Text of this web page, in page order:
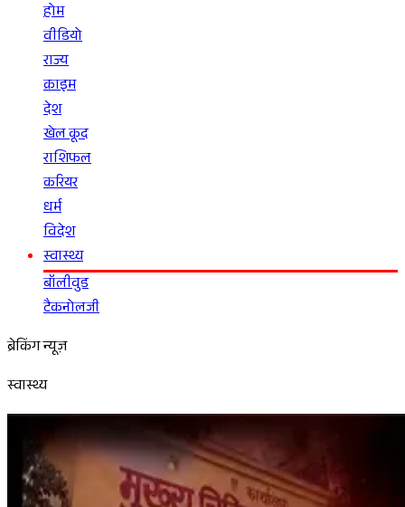
होम
वीडियो
राज्य
क्राइम
देश
खेल कूद
राशिफल
करियर
धर्म
विदेश
स्वास्थ्य
बॉलीवुड
टैकनोलजी
ब्रेकिंग न्यूज़
स्वास्थ्य